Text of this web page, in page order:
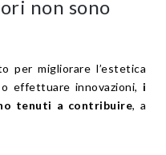
non sono
per migliorare l’estetica
effettuare innovazioni, i
tenuti a contribuire, a